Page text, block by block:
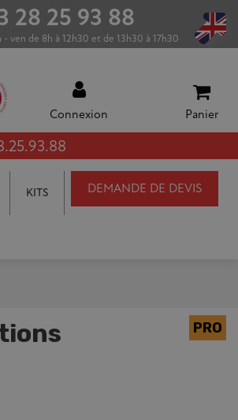
28 25 93 88
- ven de 8h à 12h30 et de 13h30 à 17h30
Connexion Panier
DEMANDE DE DEVIS
KITS